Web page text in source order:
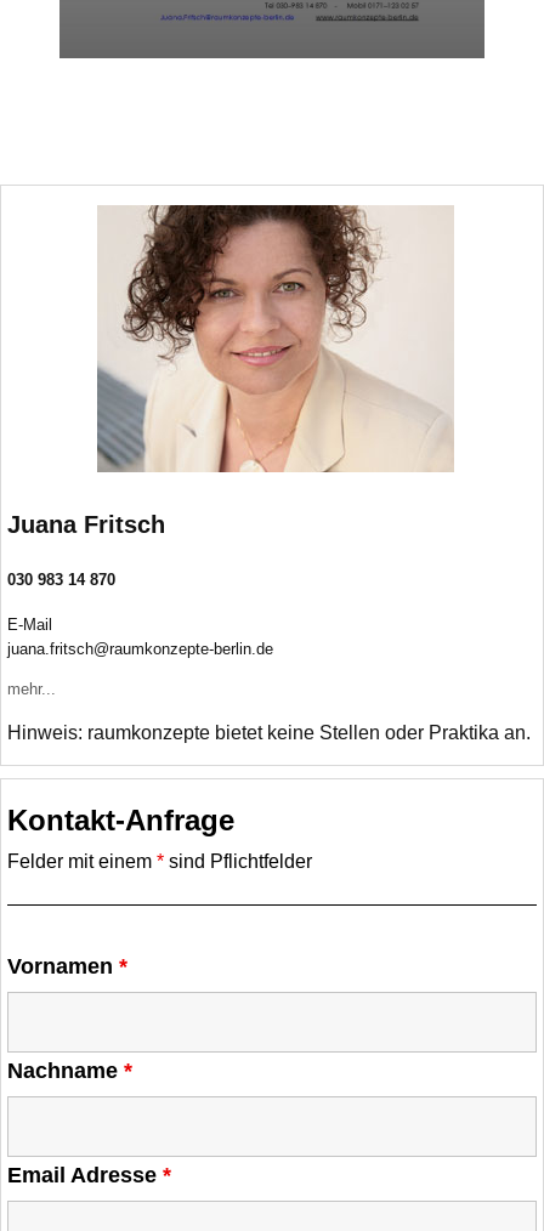
Juana Fritsch
030 983 14 870
E-Mail
juana.fritsch@raumkonzepte-berlin.de
mehr...
Hinweis: raumkonzepte bietet keine Stellen oder Praktika an.
Kontakt-Anfrage
Felder mit einem * sind Pflichtfelder
Vornamen *
Nachname *
Email Adresse *